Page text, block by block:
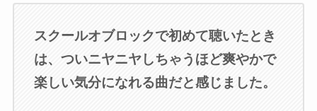
スクールオブロックで初めて聴いたとき
は、ついニヤニヤしちゃうほど爽やかで
楽しい気分になれる曲だと感じました。